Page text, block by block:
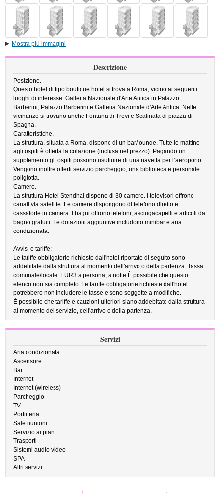
Mostra più immagini
Descrizione
Posizione.
Questo hotel di tipo boutique hotel si trova a Roma, vicino ai seguenti
luoghi di interesse: Galleria Nazionale d'Arte Antica in Palazzo
Barberini, Palazzo Barberini e Galleria Nazionale d'Arte Antica. Nelle
vicinanze si trovano anche Fontana di Trevi e Scalinata di piazza di
Spagna.
Caratteristiche.
La struttura, situata a Roma, dispone di un bar/lounge. Tutte le mattine
agli ospiti è offerta la colazione (inclusa nel prezzo). Pagando un
supplemento gli ospiti possono usufruire di una navetta per l’aeroporto.
Vengono inoltre offerti servizio parcheggio, una biblioteca e personale
poliglotta.
Camere.
La struttura Hotel Stendhal dispone di 30 camere. I televisori offrono
canali via satellite. Le camere dispongono di telefono diretto e
cassaforte in camera. I bagni offrono telefoni, asciugacapelli e articoli da
bagno gratuiti. Le dotazioni aggiuntive includono minibar e aria
condizionata.
Avvisi e tariffe:
Le tariffe obbligatorie richieste dall'hotel riportate di seguito sono
addebitate dalla struttura al momento dell'arrivo o della partenza. Tassa
comunale/locale: EUR3 a persona, a notte È possibile che questo
elenco non sia completo. Le tariffe obbligatorie richieste dall'hotel
potrebbero non includere le tasse e sono soggette a modifiche.
È possibile che tariffe e cauzioni ulteriori siano addebitate dalla struttura
al momento del servizio, dell'arrivo o della partenza.
Servizi
Aria condizionata
Ascensore
Bar
Internet
Internet (wireless)
Parcheggio
TV
Portineria
Sale riunioni
Servizio ai piani
Trasporti
Sistemi audio video
SPA
Altri servizi